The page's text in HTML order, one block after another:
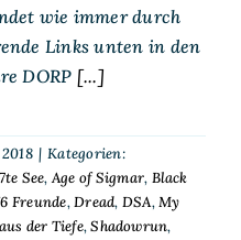
wie immer durch
Links unten in den
DORP [...]
| Kategorien:
7te See,Age of Sigmar, Black
Freunde,Dread, DSA,My
der Tiefe,Shadowrun,